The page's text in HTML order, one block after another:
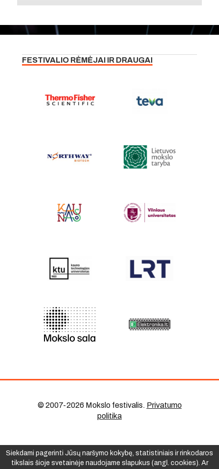
FESTIVALIO RĖMĖJAI IR DRAUGAI
© 2007-2026 Mokslo festivalis. Privatumo
politika
Siekdami pagerinti Jūsų naršymo kokybę, statistiniais ir rinkodaros
tikslais šioje svetainėje naudojame slapukus (angl. cookies). Ar